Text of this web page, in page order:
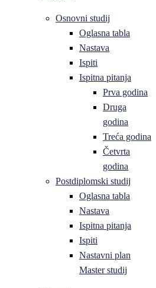
Osnovni studij
Oglasna tabla
Nastava
Ispiti
Ispitna pitanja
Prva godina
Druga
godina
Treća godina
Četvrta
godina
Postdiplomski studij
Oglasna tabla
Nastava
Ispitna pitanja
Ispiti
Nastavni plan
Master studij